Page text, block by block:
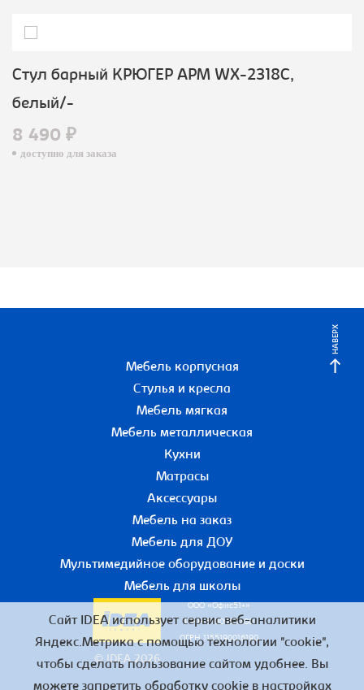
Стул барный КРЮГЕР АРМ WX-2318C,
белый/-
8 490 ₽
доступно для заказа
НАВЕРХ
Мебель корпусная
Стулья и кресла
Мебель мягкая
Мебель металлическая
Кухни
Матрасы
Аксессуары
Мебель на заказ
Мебель для ДОУ
Мультимедийное оборудование и доски
Мебель для школы
© IDEA 2026
ООО «Офис51+»
ИНН 5190055780
ОГРН 1155190016190
Сайт IDEA использует сервис веб-аналитики
Яндекс.Метрика с помощью технологии "cookie",
чтобы сделать пользование сайтом удобнее. Вы
можете запретить обработку cookie в настройках